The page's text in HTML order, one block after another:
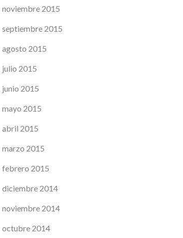
noviembre 2015
septiembre 2015
agosto 2015
julio 2015
junio 2015
mayo 2015
abril 2015
marzo 2015
febrero 2015
diciembre 2014
noviembre 2014
octubre 2014